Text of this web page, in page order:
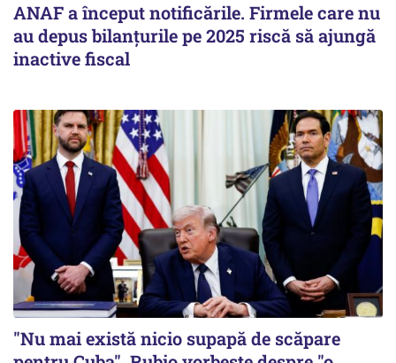
ANAF a început notificările. Firmele care nu
au depus bilanțurile pe 2025 riscă să ajungă
inactive fiscal
"Nu mai există nicio supapă de scăpare